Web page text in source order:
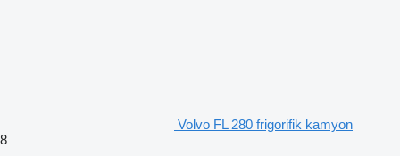
Volvo FL 280 frigorifik kamyon
8